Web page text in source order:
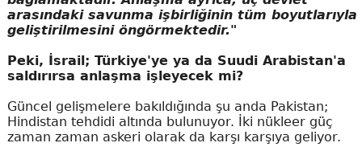
arasındaki savunma işbirliğinin tüm boyutlarıyla
geliştirilmesini öngörmektedir."
Peki, İsrail; Türkiye'ye ya da Suudi Arabistan'a
saldırırsa anlaşma işleyecek mi?
Güncel gelişmelere bakıldığında şu anda Pakistan;
Hindistan tehdidi altında bulunuyor. İki nükleer güç
zaman zaman askeri olarak da karşı karşıya geliyor.